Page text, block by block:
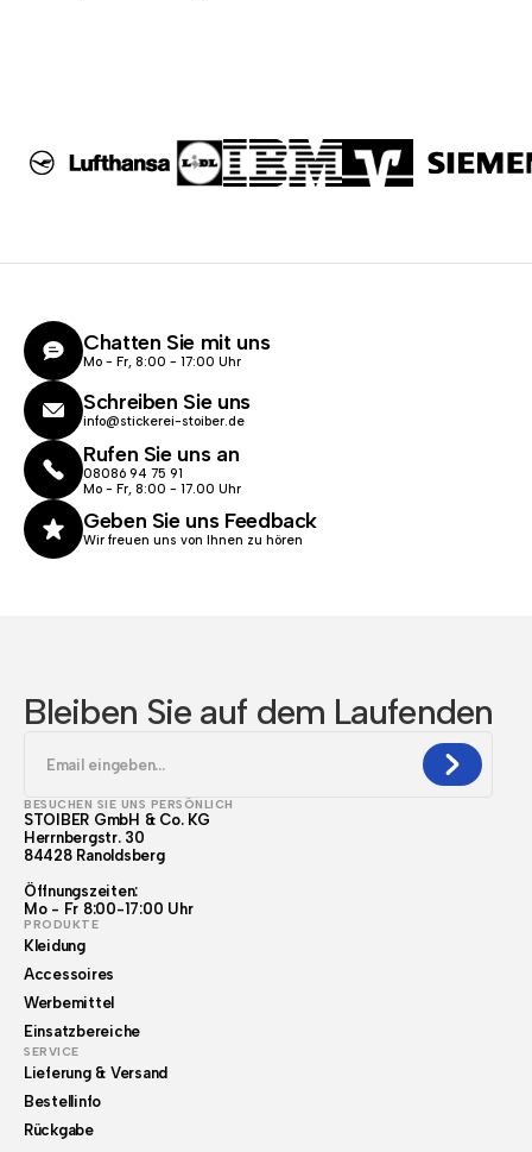
Chatten Sie mit uns
Mo - Fr, 8:00 - 17:00 Uhr
Schreiben Sie uns
info@stickerei-stoiber.de
Rufen Sie uns an
08086 94 75 91
Mo - Fr, 8:00 - 17.00 Uhr
Geben Sie uns Feedback
Wir freuen uns von Ihnen zu hören
Bleiben Sie auf dem Laufenden
BESUCHEN SIE UNS PERSÖNLICH
STOIBER GmbH & Co. KG
Herrnbergstr. 30
84428 Ranoldsberg
Öffnungszeiten:
Mo - Fr 8:00-17:00 Uhr
PRODUKTE
Kleidung
Accessoires
Werbemittel
Einsatzbereiche
SERVICE
Lieferung & Versand
Bestellinfo
Rückgabe